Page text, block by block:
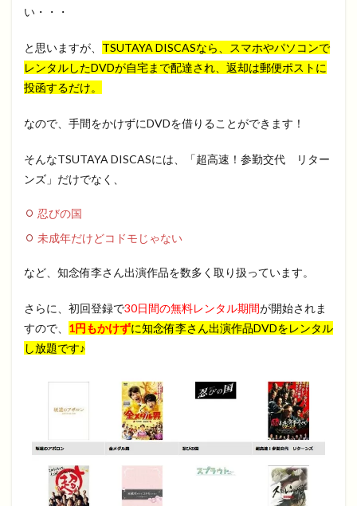
い・・・
と思いますが、 TSUTAYA DISCASなら、スマホやパソコンで
レンタルしたDVDが自宅まで配達され、返却は郵便ポストに
投函するだけ。
なので、手間をかけずにDVDを借りることができます！
そんなTSUTAYA DISCASには、「超高速！参勤交代 リター
ンズ」だけでなく、
忍びの国
未成年だけどコドモじゃない
など、知念侑李さん出演作品を数多く取り扱っています。
さらに、初回登録で30日間の無料レンタル期間が開始されま
すので、 1円もかけずに知念侑李さん出演作品DVDをレンタル
し放題です♪